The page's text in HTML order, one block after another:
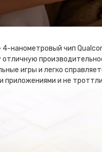
нанометровый чип
игры и легко
и не